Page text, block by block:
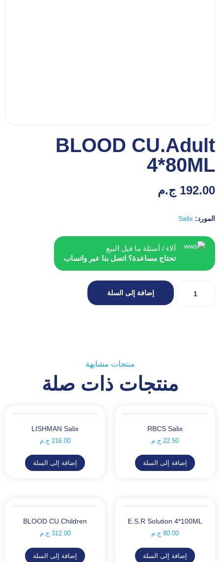
BLOOD CU.Adult
4*80ML
192.00 ج.م
المورد: Salix
آلاء / أسئلة ما قبل البيع
تحتاج مساعدة؟ اتصل بنا عبر واتساب
إضافة إلى السلة
منتجات مشابهة
منتجات ذات صلة
RBCS Salix
22.50 ج.م
إضافة إلى السلة
LISHMAN Salix
216.00 ج.م
إضافة إلى السلة
E.S.R Solution 4*100ML
80.00 ج.م
إضافة إلى السلة
BLOOD CU.Children
312.00 ج.م
إضافة إلى السلة